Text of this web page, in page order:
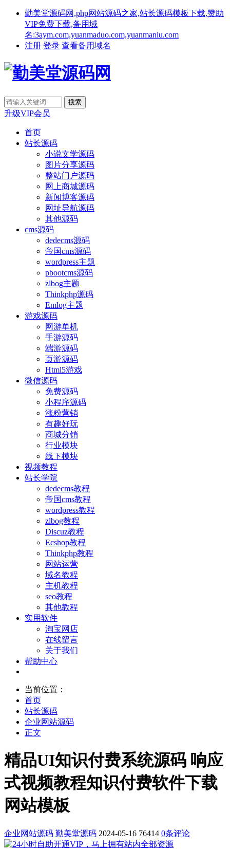
勤美堂源码网,php网站源码之家,站长源码模板下载,赞助
VIP免费下载,备用域
名:3aym.com,yuanmaduo.com,yuanmaniu.com
注册 登录 查看备用域名
升级VIP会员
首页
站长源码
小说文学源码
图片分享源码
整站门户源码
网上商城源码
新闻博客源码
网址导航源码
其他源码
cms源码
dedecms源码
帝国cms源码
wordpress主题
pbootcms源码
zlbog主题
Thinkphp源码
Emlog主题
游戏源码
网游单机
手游源码
端游源码
页游源码
Html5游戏
微信源码
免费源码
小程序源码
涨粉营销
有趣好玩
商城分销
行业模块
线下模块
视频教程
站长学院
dedecms教程
帝国cms教程
wordpress教程
zlbog教程
Discuz教程
Ecshop教程
Thinkphp教程
网站运营
域名教程
主机教程
seo教程
其他教程
实用软件
淘宝网店
在线留言
关于我们
帮助中心
当前位置：
首页
站长源码
企业网站源码
正文
精品UI知识付费系统源码 响应
式视频教程知识付费软件下载
网站模板
企业网站源码 勤美堂源码 2024-05-16 76414 0条评论